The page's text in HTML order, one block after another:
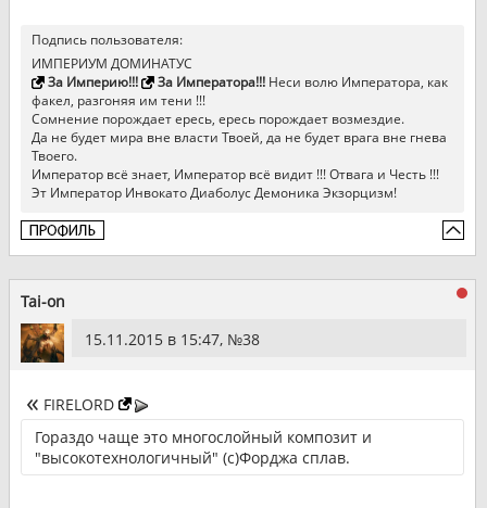
Подпись пользователя:
ИМПЕРИУМ ДОМИНАТУС
За Империю!!!
За Императора!!!Неси волю Императора, как
факел, разгоняя им тени !!!
Сомнение порождает ересь, ересь порождает возмездие.
Да не будет мира вне власти Твоей, да не будет врага вне гнева
Твоего.
Император всё знает, Император всё видит !!! Отвага и Честь !!!
Эт Император Инвокато Диаболус Демоника Экзорцизм!
Tai-on
15.11.2015 в 15:47, №38
FIRELORD
Гораздо чаще это многослойный композит и
"высокотехнологичный" (с)Форджа сплав.